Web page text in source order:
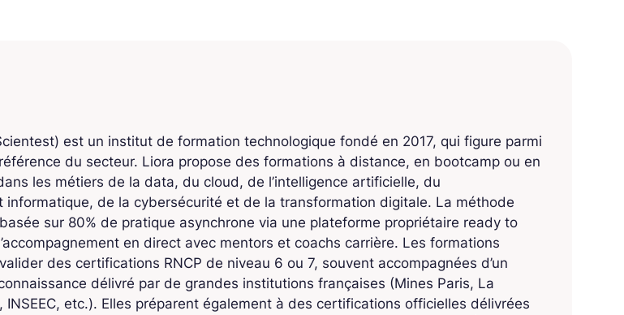
est un institut de formation technologique fondé en 2017, qui figure parmi
du secteur. Liora propose des formations à distance, en bootcamp ou en
les métiers de la data, du cloud, de l’intelligence artificielle, du
informatique, de la cybersécurité et de la transformation digitale. La méthode
sur 80% de pratique asynchrone via une plateforme propriétaire ready to
en direct avec mentors et coachs carrière. Les formations
des certifications RNCP de niveau 6 ou 7, souvent accompagnées d’un
délivré par de grandes institutions françaises (Mines Paris, La
INSEEC, etc.). Elles préparent également à des certifications officielles délivrées